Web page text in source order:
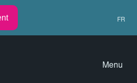
FR
Menu